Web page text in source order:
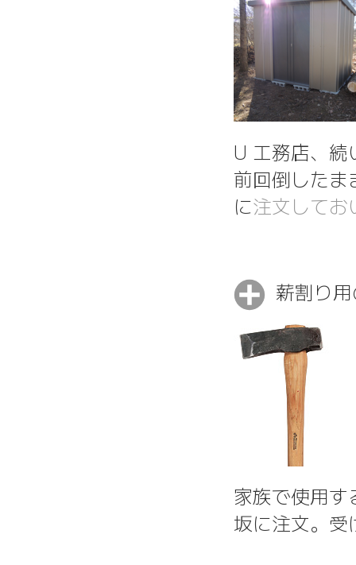
U 工務店、
前回倒した
に注文してお
薪割り
家族で使用
坂に注文。